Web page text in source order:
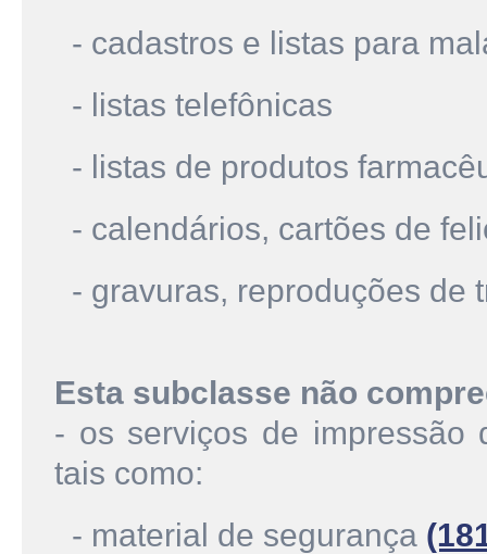
- cadastros e listas para
- listas telefônicas
- listas de produtos
- calendários, cartões de
- gravuras, reproduções de
Esta subclasse não
- os serviços de impressão
tais como:
- material de segurança